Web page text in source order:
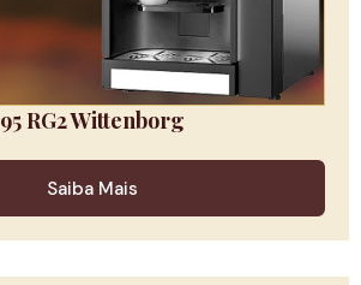
95 RG2 Wittenborg
Saiba Mais